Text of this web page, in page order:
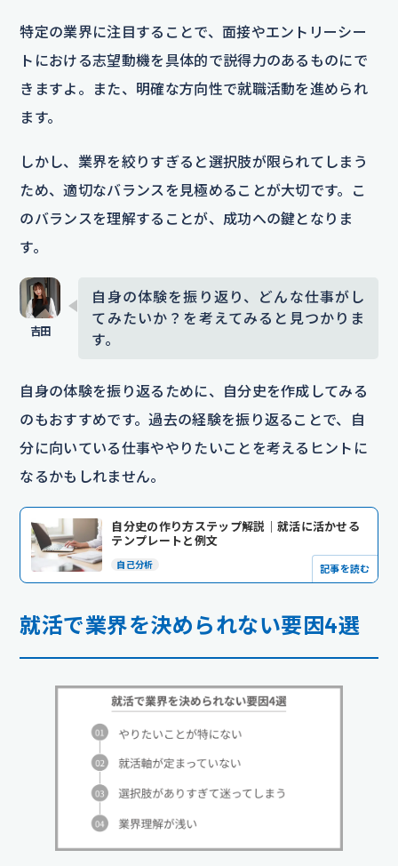
特定の業界に注目することで、面接やエントリーシー
トにおける志望動機を具体的で説得力のあるものにで
きますよ。また、明確な方向性で就職活動を進められ
ます。
しかし、業界を絞りすぎると選択肢が限られてしまう
ため、適切なバランスを見極めることが大切です。こ
のバランスを理解することが、成功への鍵となりま
す。
自身の体験を振り返り、どんな仕事がし
てみたいか？を考えてみると見つかりま
す。
自身の体験を振り返るために、自分史を作成してみる
のもおすすめです。過去の経験を振り返ることで、自
分に向いている仕事ややりたいことを考えるヒントに
なるかもしれません。
自分史の作り方ステップ解説｜就活に活かせる
テンプレートと例文
自己分析 記事を読む
就活で業界を決められない要因4選